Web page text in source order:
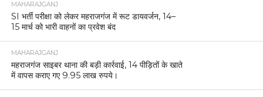
MAHARAJGANJ
SI भर्ती परीक्षा को लेकर महराजगंज में रूट डायवर्जन, 14–
15 मार्च को भारी वाहनों का प्रवेश बंद
MAHARAJGANJ
महराजगंज साइबर थाना की बड़ी कार्रवाई, 14 पीड़ितों के खाते
में वापस कराए गए 9.95 लाख रुपये।